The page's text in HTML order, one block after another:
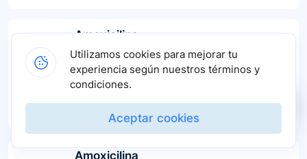
Amoxicilina
Polvo para reconstituir a suspensión oral
1 und
INVIMA 2019M-0001066-R2
Amoxicilina
Utilizamos cookies para mejorar tu
experiencia según nuestros términos y
condiciones.
Aceptar cookies